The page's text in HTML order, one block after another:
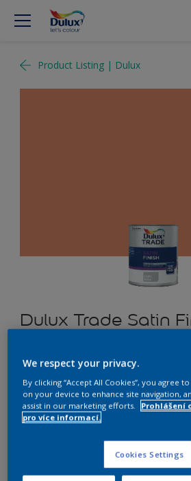
Product Listing | Dulux
Dulux Trade Satin
D3.33.62
We respect your privacy.
By clicking “Accept All Cookies”, you agree
on your device to enhance site navigation,
assist in our marketing efforts.
Prohlášení
pro více informací.
Cookies Settings